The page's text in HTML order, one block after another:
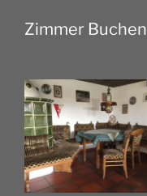
Zimmer Buchen